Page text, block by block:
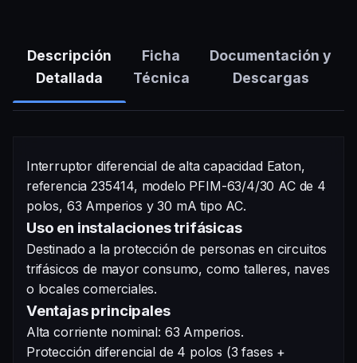
Descripción
Detallada
Ficha
Técnica
Documentación y
Descargas
Interruptor diferencial de alta capacidad Eaton,
referencia 235414, modelo PFIM-63/4/30 AC de 4
polos, 63 Amperios y 30 mA tipo AC.
Uso en instalaciones trifásicas
Destinado a la protección de personas en circuitos
trifásicos de mayor consumo, como talleres, naves
o locales comerciales.
Ventajas principales
Alta corriente nominal: 63 Amperios.
Protección diferencial de 4 polos (3 fases +